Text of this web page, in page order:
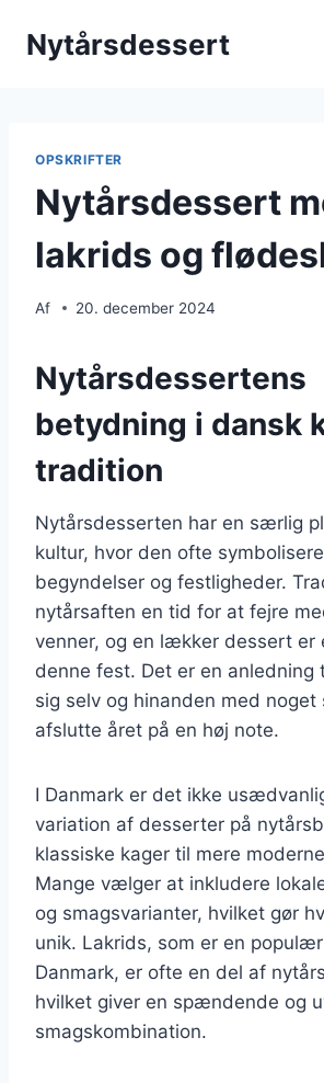
Nytårsdessert
OPSKRIFTER
Nytårsdessert
lakrids og
Af 20. december 2024
Nytårsdessertens
betydning i dansk
tradition
Nytårsdesserten har en særlig
kultur, hvor den ofte
begyndelser og festligheder.
nytårsaften en tid for at fejre
venner, og en lækker dessert er
denne fest. Det er en
sig selv og hinanden med noget
afslutte året på en høj note.
I Danmark er det ikke
variation af desserter på
klassiske kager til mere
Mange vælger at inkludere
og smagsvarianter, hvilket gør
unik. Lakrids, som er en
Danmark, er ofte en del af
hvilket giver en spændende og
smagskombination.